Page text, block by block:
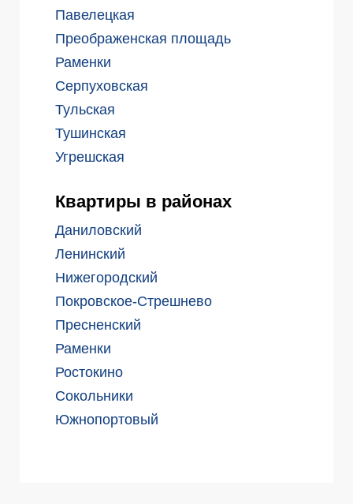
Павелецкая
Преображенская площадь
Раменки
Серпуховская
Тульская
Тушинская
Угрешская
Квартиры в районах
Даниловский
Ленинский
Нижегородский
Покровское-Стрешнево
Пресненский
Раменки
Ростокино
Сокольники
Южнопортовый